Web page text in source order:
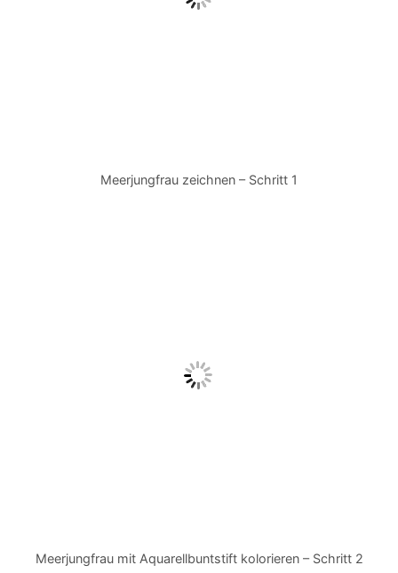
Meerjungfrau zeichnen – Schritt 1
Meerjungfrau mit Aquarellbuntstift kolorieren – Schritt 2